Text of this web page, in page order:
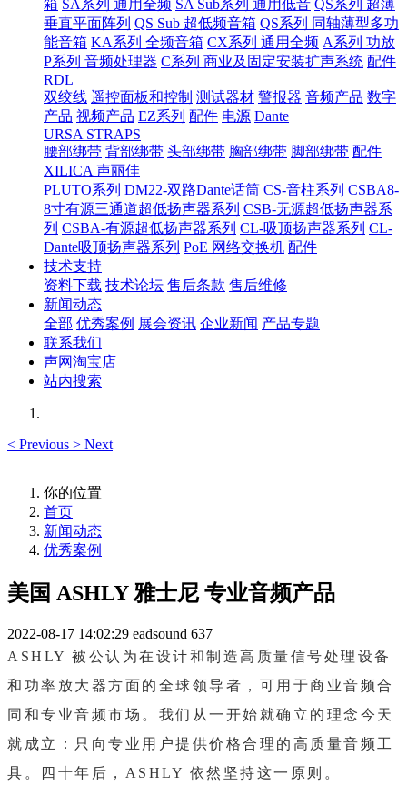
箱 SA系列 通用全频 SA Sub系列 通用低音 QS系列 超薄
垂直平面阵列 QS Sub 超低频音箱 QS系列 同轴薄型多功
能音箱 KA系列 全频音箱 CX系列 通用全频 A系列 功放
P系列 音频处理器 C系列 商业及固定安装扩声系统 配件
RDL
双绞线 遥控面板和控制 测试器材 警报器 音频产品 数字
产品 视频产品 EZ系列 配件 电源 Dante
URSA STRAPS
腰部绑带 背部绑带 头部绑带 胸部绑带 脚部绑带 配件
XILICA 声丽佳
PLUTO系列 DM22-双路Dante话筒 CS-音柱系列 CSBA8-
8寸有源三通道超低扬声器系列 CSB-无源超低扬声器系
列 CSBA-有源超低扬声器系列 CL-吸顶扬声器系列 CL-
Dante吸顶扬声器系列 PoE 网络交换机 配件
技术支持
资料下载 技术论坛 售后条款 售后维修
新闻动态
全部 优秀案例 展会资讯 企业新闻 产品专题
联系我们
声网淘宝店
站内搜索
< Previous > Next
你的位置
首页
新闻动态
优秀案例
美国 ASHLY 雅士尼 专业音频产品
2022-08-17 14:02:29 eadsound 637
ASHLY 被公认为在设计和制造高质量信号处理设备
和功率放大器方面的全球领导者，可用于商业音频合
同和专业音频市场。我们从一开始就确立的理念今天
就成立：只向专业用户提供价格合理的高质量音频工
具。四十年后，ASHLY 依然坚持这一原则。